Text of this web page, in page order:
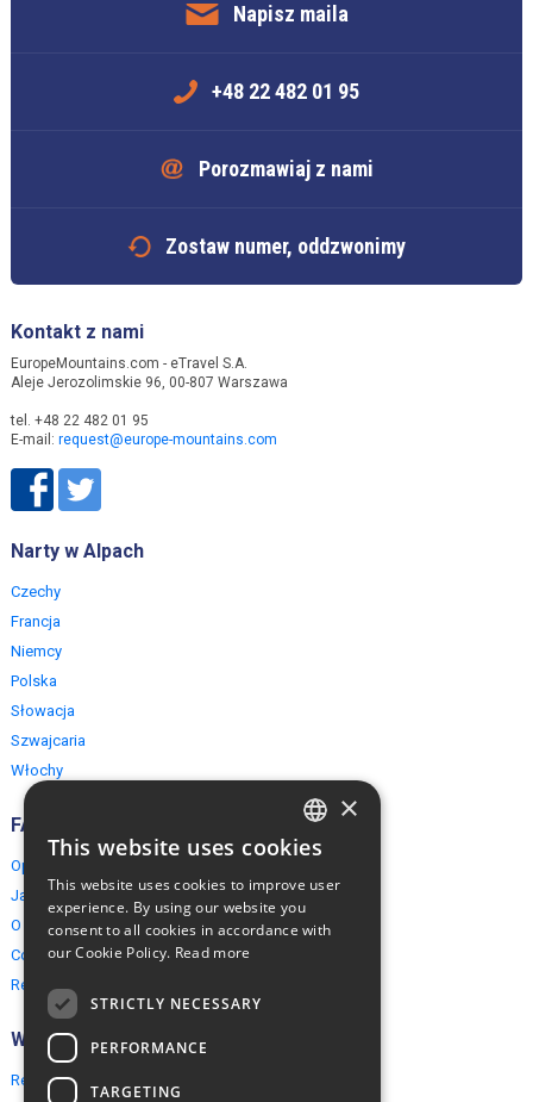
Napisz maila
+48 22 482 01 95
Porozmawiaj z nami
Zostaw numer, oddzwonimy
Kontakt z nami
EuropeMountains.com - eTravel S.A.
Aleje Jerozolimskie 96, 00-807 Warszawa
tel. +48 22 482 01 95
E-mail: request@europe-mountains.com
Narty w Alpach
Czechy
Francja
Niemcy
Polska
Słowacja
Szwajcaria
Włochy
FAQ
Opinie naszych klientów
Jak rezerwować?
O EuropeMountains.com
Cookies, Prywatność, Bezpieczeństwo
Regulamin
Współpraca
Rezerwacja grupowa
ENGLISH
×
This website uses cookies
This website uses cookies to improve user
experience. By using our website you
consent to all cookies in accordance with
our Cookie Policy. Read more
STRICTLY NECESSARY
PERFORMANCE
TARGETING